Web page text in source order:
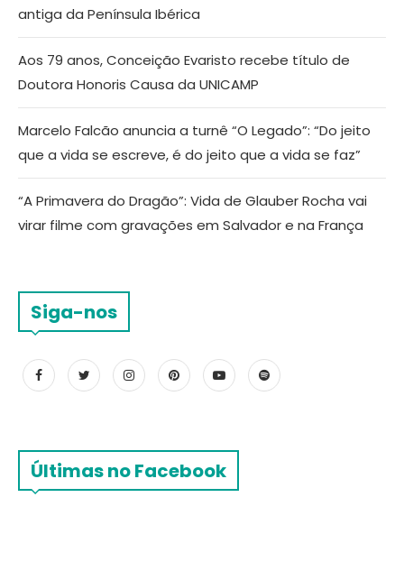
antiga da Península Ibérica
Aos 79 anos, Conceição Evaristo recebe título de
Doutora Honoris Causa da UNICAMP
Marcelo Falcão anuncia a turnê “O Legado”: “Do jeito
que a vida se escreve, é do jeito que a vida se faz”
“A Primavera do Dragão”: Vida de Glauber Rocha vai
virar filme com gravações em Salvador e na França
Siga-nos
Últimas no Facebook